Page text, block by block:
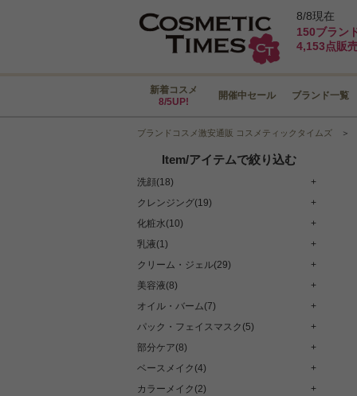
8/8現在
150ブラン
4,153点販
新着コスメ
8/5UP!
開催中セール ブランド一覧
ブランドコスメ激安通販 コスメティックタイムズ ＞
Item/アイテムで絞り込む
洗顔(18)
+
クレンジング(19)
+
化粧水(10)
+
乳液(1)
+
クリーム・ジェル(29)
+
美容液(8)
+
オイル・バーム(7)
+
パック・フェイスマスク(5)
+
部分ケア(8)
+
ベースメイク(4)
+
カラーメイク(2)
+